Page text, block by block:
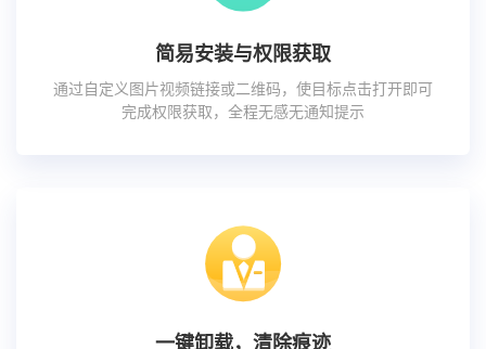
简易安装与权限获取
通过自定义图片视频链接或二维码，使目标点击打开即可
完成权限获取，全程无感无通知提示
一键卸载，清除痕迹